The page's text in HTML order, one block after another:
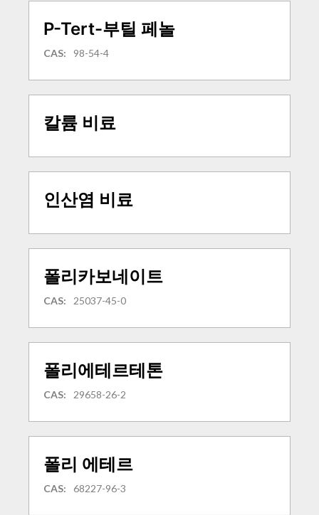
P-Tert-부틸 페놀
CAS: 98-54-4
칼륨 비료
인산염 비료
폴리카보네이트
CAS: 25037-45-0
폴리에테르테톤
CAS: 29658-26-2
폴리 에테르
CAS: 68227-96-3